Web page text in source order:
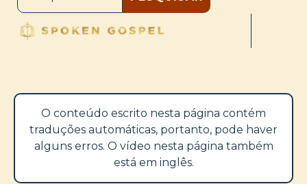
O conteúdo escrito nesta página contém
traduções automáticas, portanto, pode haver
alguns erros. O vídeo nesta página também
está em inglês.